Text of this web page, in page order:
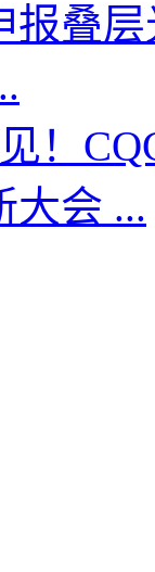
报叠
！
大会 ...